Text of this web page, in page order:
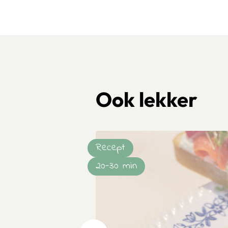
Ook lekker
Recept
20-30 min